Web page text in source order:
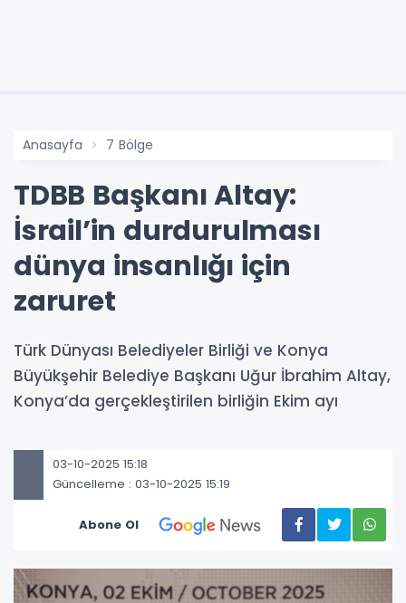
Anasayfa 7 Bölge
TDBB Başkanı Altay:
İsrail’in durdurulması
dünya insanlığı için
zaruret
Türk Dünyası Belediyeler Birliği ve Konya
Büyükşehir Belediye Başkanı Uğur İbrahim Altay,
Konya’da gerçekleştirilen birliğin Ekim ayı
03-10-2025 15:18
Güncelleme : 03-10-2025 15:19
Abone Ol